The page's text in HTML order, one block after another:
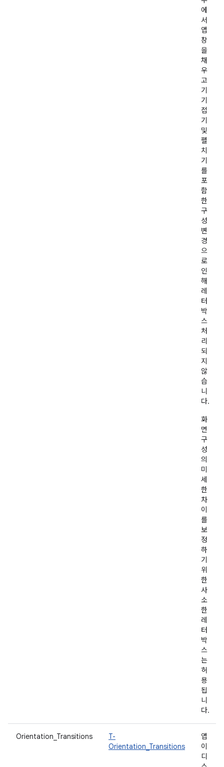
에
서
앱
창
을
채
우
고
기
기
접
기
및
펼
치
기
를
포
함
한
구
성
변
경
으
로
인
해
레
터
박
스
처
리
되
지
않
습
니
다.
화
면
구
성
의
미
세
한
차
이
를
보
정
하
기
위
한
사
소
한
레
터
박
스
는
허
용
됩
니
다.
Orientation_Transitions
T-
Orientation_Transitions
앱
이
디